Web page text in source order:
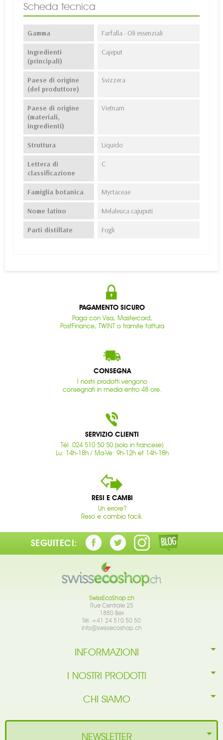
Scheda tecnica
Gamma Farfalla - Oli essenziali
Ingredienti
(principali)
Cajeput
Paese di origine
(del produttore)
Svizzera
Paese di origine
(materiali,
ingredienti)
Vietnam
Struttura Liquido
Lettera di
classificazione
C
Famiglia botanica Myrtaceae
Nome latino Melaleuca cajuputi
Parti distillate Fogli
PAGAMENTO SICURO
Paga con Visa, Mastercard,
PostFinance, TWINT o tramite fattura
CONSEGNA
I nostri prodotti vengono
consegnati in media entro 48 ore.
SERVIZIO CLIENTI
Tél. 024 510 50 50 (solo in francese)
Lu: 14h-18h / Ma-Ve: 9h-12h et 14h-18h
RESI E CAMBI
Un errore?
Reso e cambio facili.
SEGUITECI:
SwissEcoShop.ch
Rue Centrale 25
1880 Bex
Tél. +41 24 510 50 50
info@swissecoshop.ch
INFORMAZIONI
I NOSTRI PRODOTTI
CHI SIAMO
NEWSLETTER